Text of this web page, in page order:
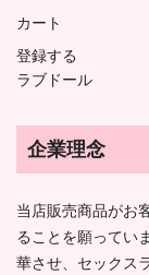
カート
登録する
ラブドール
企業理念
当店販売商品がお
ることを願ってい
華させ、セックス